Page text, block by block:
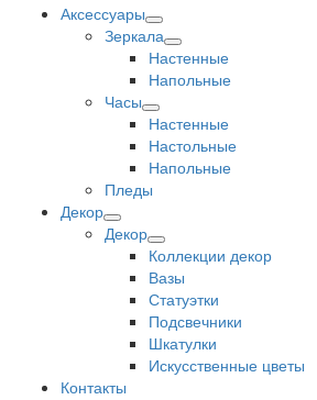
Аксессуары
Зеркала
Настенные
Напольные
Часы
Настенные
Настольные
Напольные
Пледы
Декор
Декор
Коллекции декор
Вазы
Статуэтки
Подсвечники
Шкатулки
Искусственные цветы
Контакты